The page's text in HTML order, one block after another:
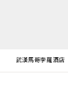
武漢馬哥孛羅酒店